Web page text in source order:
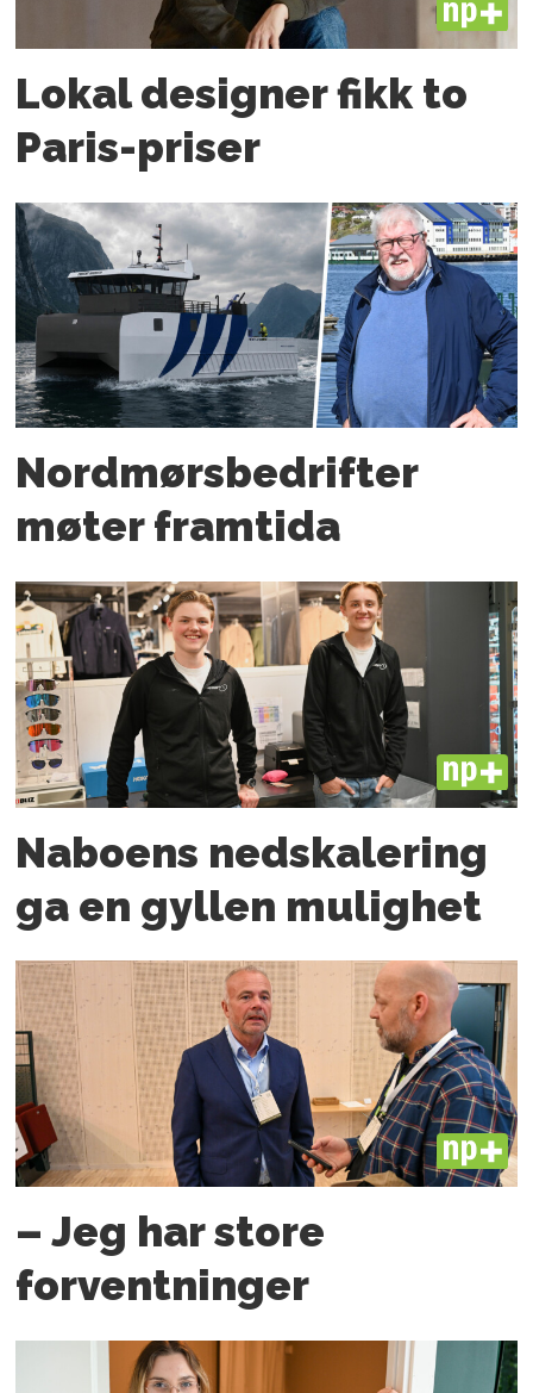
PLUS
Lokal designer fikk to
Paris-priser
Nordmørs­bedrifter
møter framtida
PLUS
Naboens nedskalering
ga en gyllen mulighet
PLUS
– Jeg har store
forventninger